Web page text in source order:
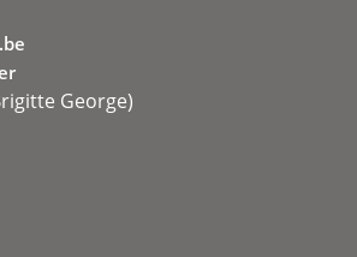
George)